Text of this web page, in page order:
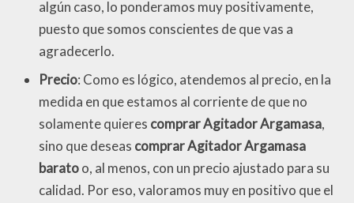
algún caso, lo ponderamos muy positivamente,
puesto que somos conscientes de que vas a
agradecerlo.
Precio: Como es lógico, atendemos al precio, en la
medida en que estamos al corriente de que no
solamente quieres comprar Agitador Argamasa,
sino que deseas comprar Agitador Argamasa
baratoo, al menos, con un precio ajustado para su
calidad. Por eso, valoramos muy en positivo que el